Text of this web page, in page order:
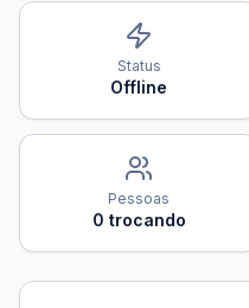
Status
Offline
Pessoas
0 trocando